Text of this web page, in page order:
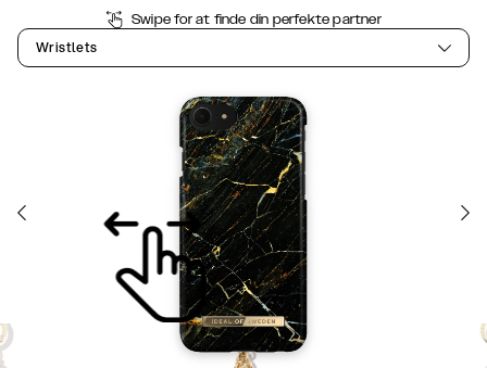
Swipe for at finde din perfekte partner
Wristlets